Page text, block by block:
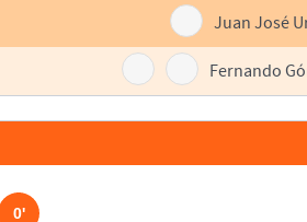
Juan José
Fernando
0'